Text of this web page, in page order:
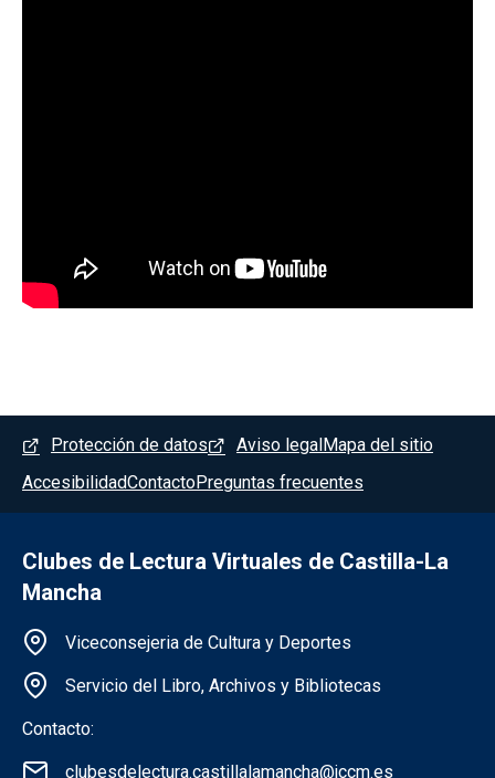
Menú del pie
Protección de datos Aviso legal Mapa del sitio
AccesibilidadContactoPreguntas frecuentes
Clubes de Lectura Virtuales de Castilla-La
Mancha
Información de la institución
Viceconsejeria de Cultura y Deportes
Servicio del Libro, Archivos y Bibliotecas
Contacto:
clubesdelectura.castillalamancha@jccm.es